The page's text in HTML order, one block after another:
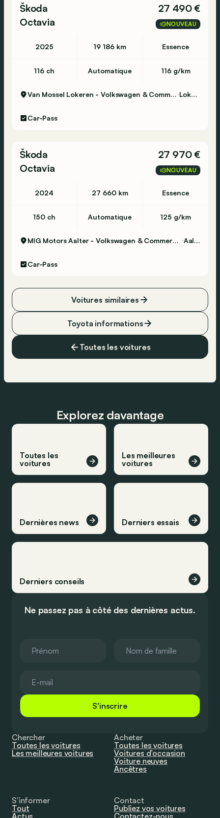
Škoda
Octavia
27 490 €
NOUVEAU
2025 19 186 km Essence
116 ch Automatique 116 g/km
Van Mossel Lokeren - Volkswagen & Commercial Vehicles Lokeren
Car-Pass
Škoda
Octavia
27 970 €
NOUVEAU
2024 27 660 km Essence
150 ch Automatique 125 g/km
MIG Motors Aalter - Volkswagen & Commercial Vehicles Aalter
Car-Pass
Toutes les voitures
Toyota informations
Voitures similaires
Explorez davantage
Toutes les
voitures
Les meilleures
voitures
Dernières news Derniers essais
Derniers conseils
Ne passez pas à côté des dernières actus.
S'inscrire
Chercher
Toutes les voitures
Les meilleures voitures
Acheter
Toutes les voitures
Voitures d’occasion
Voiture neuves
Ancêtres
S’informer
Tout
Actus
Contact
Publiez vos voitures
Contactez-nous